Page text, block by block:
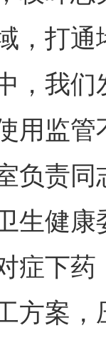
，打
，我
用监管
负责
生健
症下
方案